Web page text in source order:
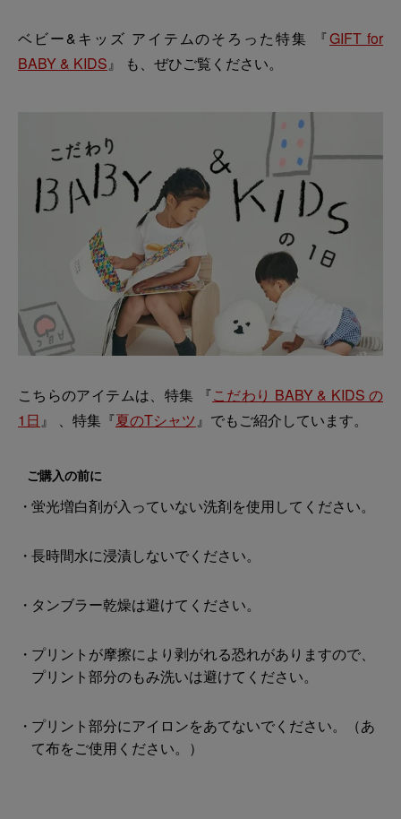
ベビー&キッズ アイテムのそろった特集 『GIFT for
BABY & KIDS』 も、ぜひご覧ください。
こちらのアイテムは、特集 『こだわり BABY & KIDS の
1日 』 、特集『夏のTシャツ』でもご紹介しています。
ご購入の前に
蛍光増白剤が入っていない洗剤を使用してください。
長時間水に浸漬しないでください。
タンブラー乾燥は避けてください。
プリントが摩擦により剥がれる恐れがありますので、
プリント部分のもみ洗いは避けてください。
プリント部分にアイロンをあてないでください。（あ
て布をご使用ください。）